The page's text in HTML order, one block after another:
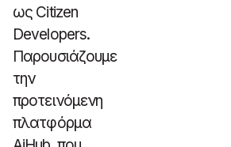
ως Citizen
Developers.
Παρουσιάζουμε
την
προτεινόμενη
πλατφόρμα